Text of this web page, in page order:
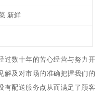
新鲜
过数十年的苦心经营与努力开
解及对市场的准确把握我们的
有配送服务点从而满足了顾客